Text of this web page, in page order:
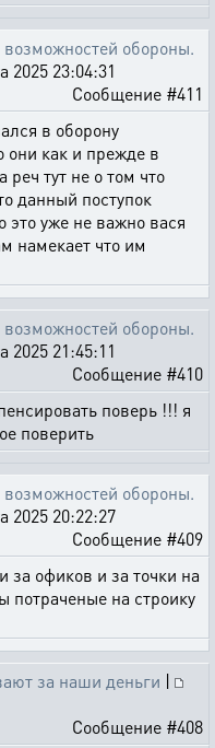
обороны.
2025 23:04:31
Сообщение #411
в оборону
они как и прежде в
реч тут не о том что
данный поступок
это уже не важно вася
намекает что им
обороны.
2025 21:45:11
Сообщение #410
поверь !!! я
поверить
обороны.
2025 20:22:27
Сообщение #409
за офиков и за точки на
потраченые на строику
за наши деньги |
Сообщение #408